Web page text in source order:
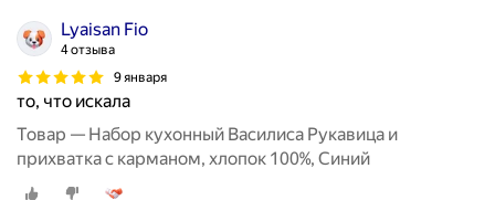
Lyaisan Fio
4 отзыва
9 января
то, что искала
Товар — Набор кухонный Василиса Рукавица и
прихватка с карманом, хлопок 100%, Синий